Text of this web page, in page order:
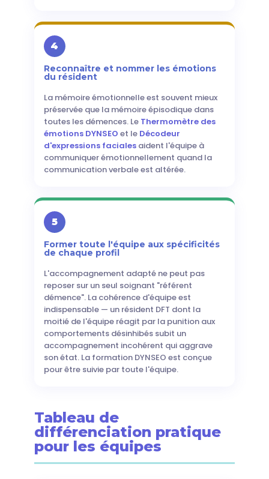
4
Reconnaître et nommer les émotions
du résident
La mémoire émotionnelle est souvent mieux
préservée que la mémoire épisodique dans
toutes les démences. Le Thermomètre des
émotions DYNSEO et le Décodeur
d'expressions facialesaident l'équipe à
communiquer émotionnellement quand la
communication verbale est altérée.
5
Former toute l'équipe aux spécificités
de chaque profil
L'accompagnement adapté ne peut pas
reposer sur un seul soignant "référent
démence". La cohérence d'équipe est
indispensable — un résident DFT dont la
moitié de l'équipe réagit par la punition aux
comportements désinhibés subit un
accompagnement incohérent qui aggrave
son état. La formation DYNSEO est conçue
pour être suivie par toute l'équipe.
Tableau de
différenciation pratique
pour les équipes